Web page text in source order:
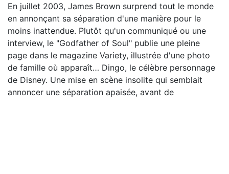
En juillet 2003, James Brown surprend tout le monde
en annonçant sa séparation d'une manière pour le
moins inattendue. Plutôt qu'un communiqué ou une
interview, le "Godfather of Soul" publie une pleine
page dans le magazine Variety, illustrée d'une photo
de famille où apparaît… Dingo, le célèbre personnage
de Disney. Une mise en scène insolite qui semblait
annoncer une séparation apaisée, avant de